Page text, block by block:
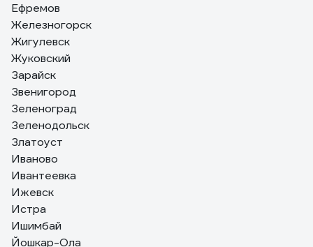
Ефремов
Железногорск
Жигулевск
Жуковский
Зарайск
Звенигород
Зеленоград
Зеленодольск
Златоуст
Иваново
Ивантеевка
Ижевск
Истра
Ишимбай
Йошкар-Ола